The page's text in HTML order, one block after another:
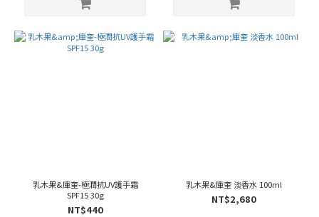
乳木果&庫奎-極潤抗UV護手霜
SPF15 30g
NT$440
乳木果&庫奎 淡香水 100ml
NT$2,680